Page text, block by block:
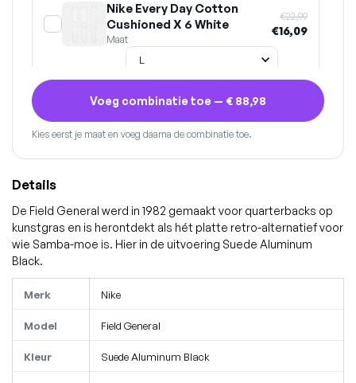
Nike Every Day Cotton
Cushioned X 6 White
Maat
€22,99
€16,09
Voeg combinatie toe — € 88,98
Kies eerst je maat en voeg daarna de combinatie toe.
Details
De Field General werd in 1982 gemaakt voor quarterbacks op
kunstgras en is herontdekt als hét platte retro-alternatief voor
wie Samba-moe is. Hier in de uitvoering Suede Aluminum
Black.
Merk Nike
Model Field General
Kleur Suede Aluminum Black